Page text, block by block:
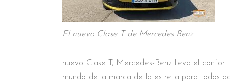
El nuevo Clase T de Mercedes Benz.
nuevo Clase T, Mercedes-Benz lleva el
mundo de la marca de la estrella para todos